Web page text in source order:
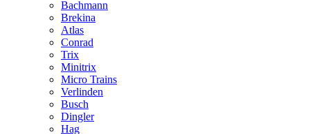
Bachmann
Brekina
Atlas
Conrad
Trix
Minitrix
Micro Trains
Verlinden
Busch
Dingler
Hag